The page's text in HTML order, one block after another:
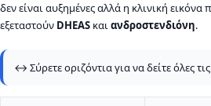
δεν είναι αυξημένες αλλά η κλινική
εξεταστούν DHEAS καιανδροστενδιόνη.
↔️ Σύρετε οριζόντια για να δείτε όλες